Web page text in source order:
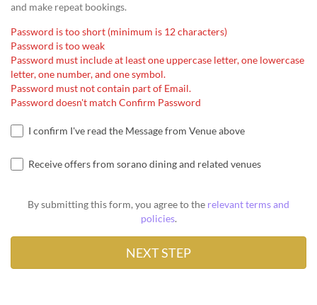
and make repeat bookings.
Password is too short (minimum is 12 characters)
Password is too weak
Password must include at least one uppercase letter, one lowercase
letter, one number, and one symbol.
Password must not contain part of Email.
Password doesn't match Confirm Password
I confirm I've read the Message from Venue above
Receive offers from sorano dining and related venues
By submitting this form, you agree to the relevant terms and
policies.